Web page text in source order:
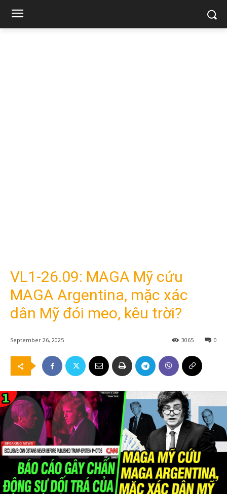
VL1-26.09: MAGA Mỹ cứu
MAGA Argentina, mặc xác
dân Mỹ đói meo, kêu trời?
September 26, 2025 0
3065